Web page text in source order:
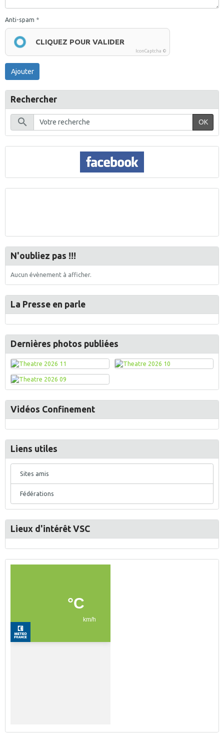
Anti-spam
CLIQUEZ POUR VALIDER
IconCaptcha ©
Ajouter
Rechercher
OK
N'oubliez pas !!!
Aucun évènement à afficher.
La Presse en parle
Dernières photos publiées
Vidéos Confinement
Liens utiles
Sites amis
Fédérations
Lieux d'intérêt VSC